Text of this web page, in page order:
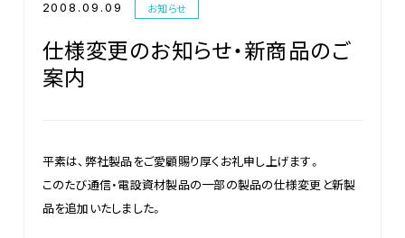
2008.09.09 お知らせ
仕様変更のお知らせ・新商品のご
案内
平素は、弊社製品をご愛顧賜り厚くお礼申し上げます。
このたび通信・電設資材製品の一部の製品の仕様変更と新製
品を追加いたしました。